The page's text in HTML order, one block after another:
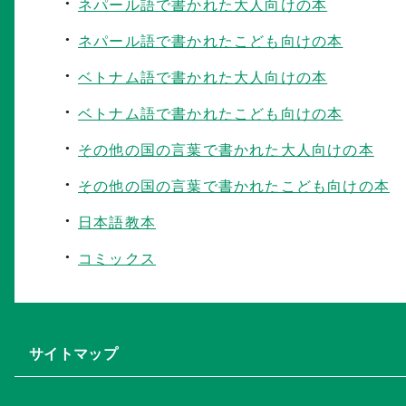
ネパール語で書かれた大人向けの本
ネパール語で書かれたこども向けの本
ベトナム語で書かれた大人向けの本
ベトナム語で書かれたこども向けの本
その他の国の言葉で書かれた大人向けの本
その他の国の言葉で書かれたこども向けの本
日本語教本
コミックス
サイトマップ